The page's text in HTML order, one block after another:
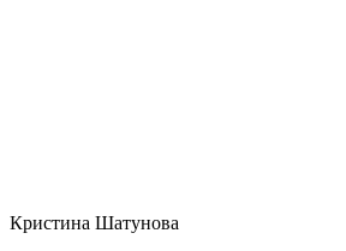
Кристина Шатунова